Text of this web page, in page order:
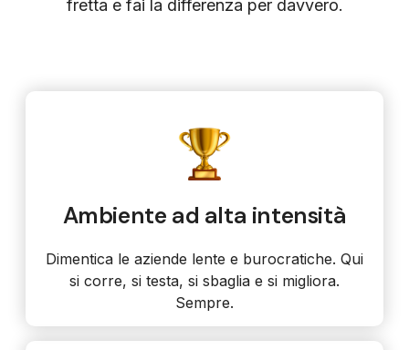
fretta e fai la differenza per davvero.
Ambiente ad alta intensità
Dimentica le aziende lente e burocratiche. Qui
si corre, si testa, si sbaglia e si migliora.
Sempre.